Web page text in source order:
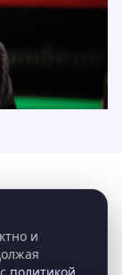
Контакты
и